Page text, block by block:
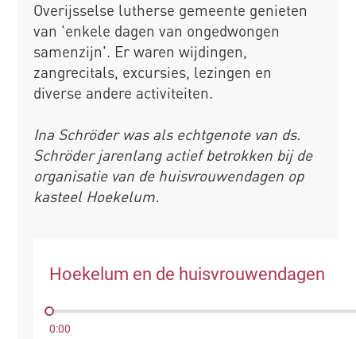
Overijsselse lutherse gemeente genieten
van 'enkele dagen van ongedwongen
samenzijn'. Er waren wijdingen,
zangrecitals, excursies, lezingen en
diverse andere activiteiten.
Ina Schröder was als echtgenote van ds.
Schröder jarenlang actief betrokken bij de
organisatie van de huisvrouwendagen op
kasteel Hoekelum.
Hoekelum en de huisvrouwendagen
0:00